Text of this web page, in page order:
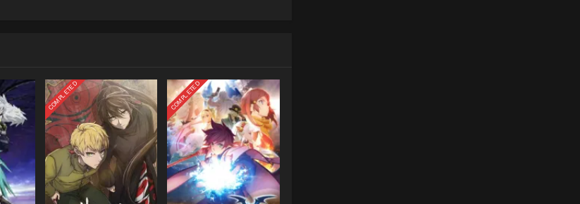
COMPLETED COMPLETED